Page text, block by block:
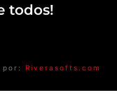
todos!
por: Riverasofts.com